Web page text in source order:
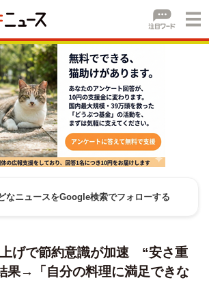
なニュースをGoogle検索でフォローする
げで節約意識が加速 “安さ重
果→「自分の料理に満足できな